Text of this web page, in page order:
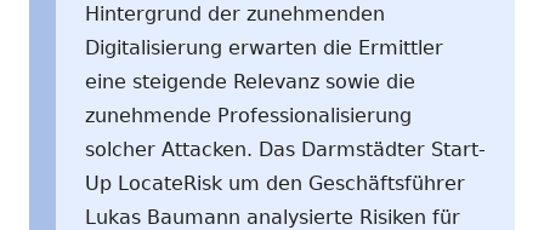
Hintergrund der zunehmenden
Digitalisierung erwarten die Ermittler
eine steigende Relevanz sowie die
zunehmende Professionalisierung
solcher Attacken. Das Darmstädter Start-
Up LocateRisk um den Geschäftsführer
Lukas Baumann analysierte Risiken für